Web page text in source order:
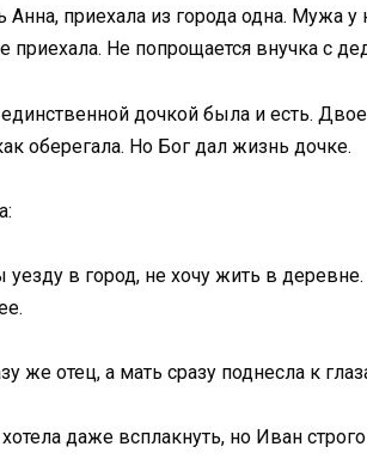
приехала из города одна. Мужа
Не попрощается внучка с
дочкой была и есть.
оберегала. Но Бог дал жизнь дочке.
в город, не хочу жить в
же отец, а мать сразу поднесла к
даже всплакнуть, но Иван строго